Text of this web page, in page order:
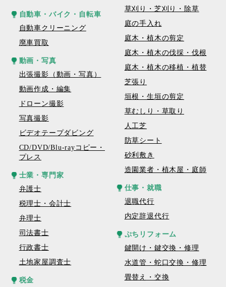
自動車・バイク・自転車
自動車クリーニング
廃車買取
動画・写真
出張撮影（動画・写真）
動画作成・編集
ドローン撮影
写真撮影
ビデオテープダビング
CD/DVD/Blu-rayコピー・
プレス
士業・専門家
弁護士
税理士・会計士
弁理士
司法書士
行政書士
土地家屋調査士
税金
草刈り・芝刈り・除草
庭の手入れ
庭木・植木の剪定
庭木・植木の伐採・伐根
庭木・植木の移植・植替
芝張り
垣根・生垣の剪定
草むしり・草取り
人工芝
防草シート
砂利敷き
造園業者・植木屋・庭師
仕事・就職
退職代行
内定辞退代行
ぷちリフォーム
鍵開け・鍵交換・修理
水道管・蛇口交換・修理
畳替え・交換